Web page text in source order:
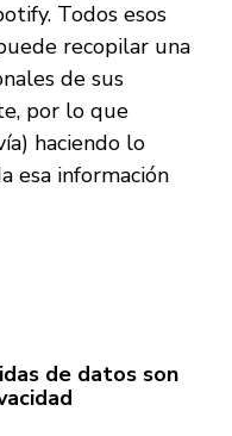
Todos esos
recopilar una
de sus
por lo que
haciendo lo
esa información
de datos son